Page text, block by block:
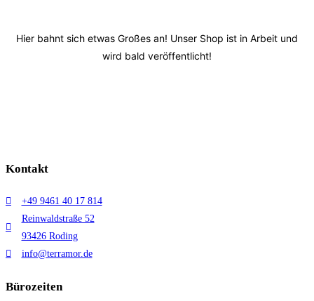
Hier bahnt sich etwas Großes an! Unser Shop ist in Arbeit und
wird bald veröffentlicht!
Kontakt
+49 9461 40 17 814
Reinwaldstraße 52
93426 Roding
info@terramor.de
Bürozeiten